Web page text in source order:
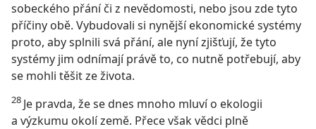
sobeckého přání či z nevědomosti, nebo jsou zde tyto
příčiny obě. Vybudovali si nynější ekonomické systémy
proto, aby splnili svá přání, ale nyní zjišťují, že tyto
systémy jim odnímají právě to, co nutně potřebují, aby
se mohli těšit ze života.
28 Je pravda, že se dnes mnoho mluví o ekologii
a výzkumu okolí země. Přece však vědci plně